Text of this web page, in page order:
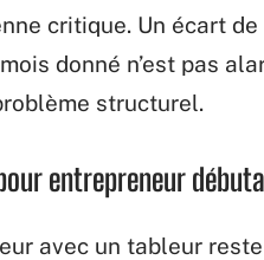
critique. Un écart
donné n’est pas
structurel.
entrepreneur
avec un tableur